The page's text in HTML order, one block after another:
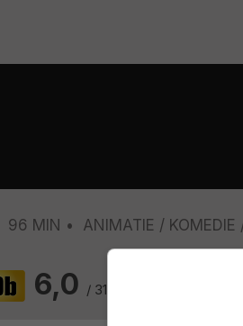
96 MIN ANIMATIE KOMEDIE
6,0 / 3103